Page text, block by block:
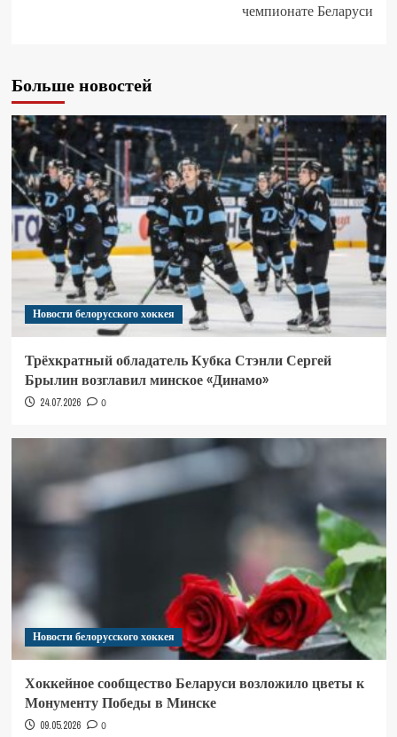
чемпионате Беларуси
Больше новостей
Новости белорусского хоккея
Трёхкратный обладатель Кубка Стэнли Сергей
Брылин возглавил минское «Динамо»
24.07.2026 0
Новости белорусского хоккея
Хоккейное сообщество Беларуси возложило цветы к
Монументу Победы в Минске
09.05.2026 0